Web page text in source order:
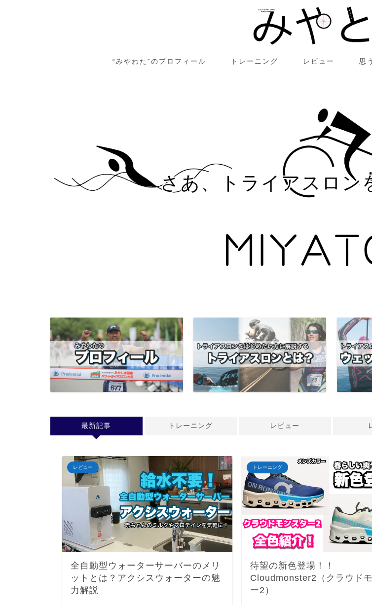
“みやわた”のプロフィール トレーニング レビュー 思
さあ、トライアスロン
最新記事 トレーニング レビュー
レビュー
全自動型ウォーターサーバーのメリ
ットとは？アクシスウォーターの魅
力解説
トレーニング
待望の新色登場！！
Cloudmonster2（クラウド
ー2）